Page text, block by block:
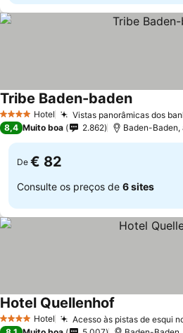
4 EstrelasHotel Vistas panorâmicas dos
Tribe Baden-baden
8,4 Muito boa 2.862 Baden-Baden,
De € 82
Consulte os preços de 6 sites
4 EstrelasHotel Acesso às pistas de esqui
Hotel Quellenhof